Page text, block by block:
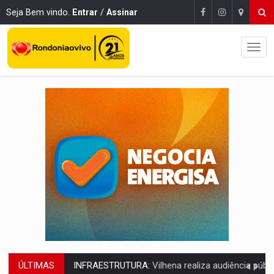
Seja Bem vindo. Entrar / Assinar
ÚLTIMAS SEM SISTEMA:Falha afeta atendimentos na Policlínica